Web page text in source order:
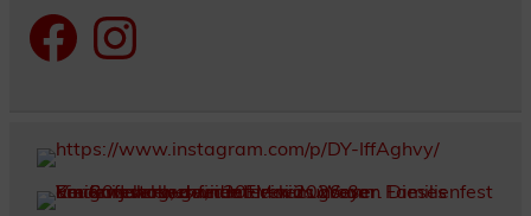
FacebookInstagram